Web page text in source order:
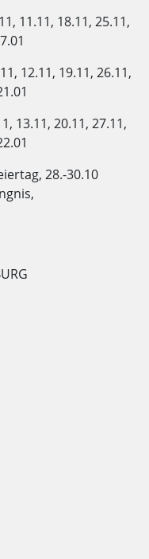
11.11, 18.11, 25.11,
12.11, 19.11, 26.11,
13.11, 20.11, 27.11,
28.-30.10